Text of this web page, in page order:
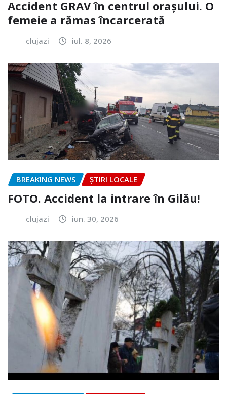
Accident GRAV în centrul orașului. O
femeie a rămas încarcerată
clujazi iul. 8, 2026
BREAKING NEWS ȘTIRI LOCALE
FOTO. Accident la intrare în Gilău!
clujazi iun. 30, 2026